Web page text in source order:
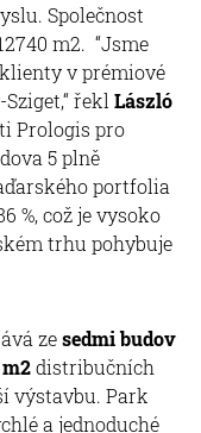
Společnost
m2. “Jsme
v prémiové
řekl László
Prologis pro
5 plně
portfolia
%, což je vysoko
trhu pohybuje
zesedmi budov
distribučních
výstavbu. Park
a jednoduché